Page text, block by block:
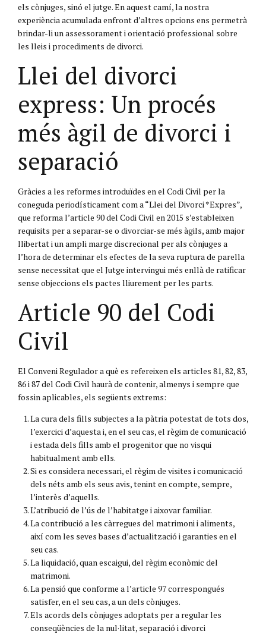
els cònjuges, sinó el jutge. En aquest camí, la nostra
experiència acumulada enfront d’altres opcions ens permetrà
brindar-li un assessorament i orientació professional sobre
les lleis i procediments de divorci.
Llei del divorci
express: Un procés
més àgil de divorci i
separació
Gràcies a les reformes introduïdes en el Codi Civil per la
coneguda periodísticament com a “Llei del Divorci *Expres”,
que reforma l’article 90 del Codi Civil en 2015 s’estableixen
requisits per a separar-se o divorciar-se més àgils, amb major
llibertat i un ampli marge discrecional per als cònjuges a
l’hora de determinar els efectes de la seva ruptura de parella
sense necessitat que el Jutge intervingui més enllà de ratificar
sense objeccions els pactes lliurement per les parts.
Article 90 del Codi
Civil
El Conveni Regulador a què es refereixen els articles 81, 82, 83,
86 i 87 del Codi Civil haurà de contenir, almenys i sempre que
fossin aplicables, els següents extrems:
La cura dels fills subjectes a la pàtria potestat de tots dos,
l’exercici d’aquesta i, en el seu cas, el règim de comunicació
i estada dels fills amb el progenitor que no visqui
habitualment amb ells.
Si es considera necessari, el règim de visites i comunicació
dels néts amb els seus avis, tenint en compte, sempre,
l’interès d’aquells.
L’atribució de l’ús de l’habitatge i aixovar familiar.
La contribució a les càrregues del matrimoni i aliments,
així com les seves bases d’actualització i garanties en el
seu cas.
La liquidació, quan escaigui, del règim econòmic del
matrimoni.
La pensió que conforme a l’article 97 correspongués
satisfer, en el seu cas, a un dels cònjuges.
Els acords dels cònjuges adoptats per a regular les
conseqüències de la nul·litat, separació i divorci